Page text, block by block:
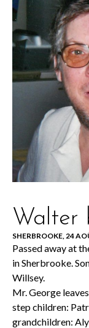
Walter
SHERBROOKE, 24
Passed away at
in Sherbrooke.
Willsey.
Mr. George
step children:
grandchildren: